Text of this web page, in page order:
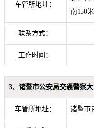
车管所地址：
南150米
联系方式：
工作时间：
3、 诸暨市公安局交通警察
车管所地址： 诸暨市